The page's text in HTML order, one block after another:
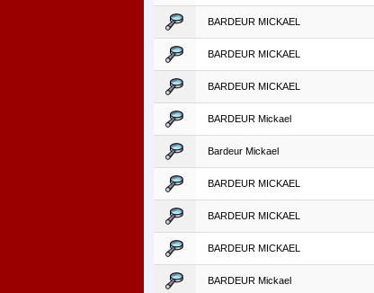
BARDEUR MICKAEL
BARDEUR MICKAEL
BARDEUR MICKAEL
BARDEUR Mickael
Bardeur Mickael
BARDEUR MICKAEL
BARDEUR MICKAEL
BARDEUR MICKAEL
BARDEUR Mickael